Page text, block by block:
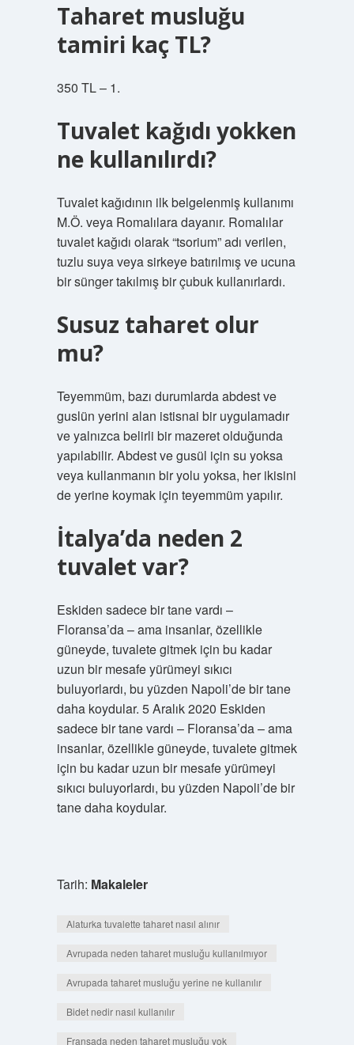
Taharet musluğu
tamiri kaç TL?
350 TL – 1.
Tuvalet kağıdı yokken
ne kullanılırdı?
Tuvalet kağıdının ilk belgelenmiş kullanımı
M.Ö. veya Romalılara dayanır. Romalılar
tuvalet kağıdı olarak “tsorium” adı verilen,
tuzlu suya veya sirkeye batırılmış ve ucuna
bir sünger takılmış bir çubuk kullanırlardı.
Susuz taharet olur
mu?
Teyemmüm, bazı durumlarda abdest ve
guslün yerini alan istisnai bir uygulamadır
ve yalnızca belirli bir mazeret olduğunda
yapılabilir. Abdest ve gusül için su yoksa
veya kullanmanın bir yolu yoksa, her ikisini
de yerine koymak için teyemmüm yapılır.
İtalya’da neden 2
tuvalet var?
Eskiden sadece bir tane vardı –
Floransa’da – ama insanlar, özellikle
güneyde, tuvalete gitmek için bu kadar
uzun bir mesafe yürümeyi sıkıcı
buluyorlardı, bu yüzden Napoli’de bir tane
daha koydular. 5 Aralık 2020 Eskiden
sadece bir tane vardı – Floransa’da – ama
insanlar, özellikle güneyde, tuvalete gitmek
için bu kadar uzun bir mesafe yürümeyi
sıkıcı buluyorlardı, bu yüzden Napoli’de bir
tane daha koydular.
Tarih: Makaleler
Alaturka tuvalette taharet nasıl alınır
Avrupada neden taharet musluğu kullanılmıyor
Avrupada taharet musluğu yerine ne kullanılır
Bidet nedir nasıl kullanılır
Fransada neden taharet musluğu yok